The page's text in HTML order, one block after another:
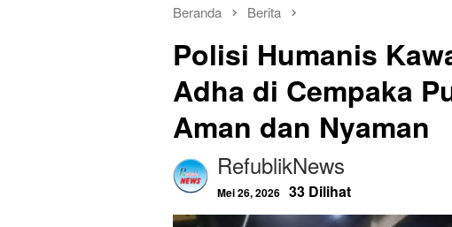
Beranda Berita
Polisi Humanis
Adha di Cempaka
Aman dan Nyaman
RefublikNews
Mei 26, 2026 33 Dilihat